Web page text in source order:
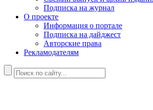
Подписка на журнал
О проекте
Информация о портале
Подписка на дайджест
Авторские права
Рекламодателям